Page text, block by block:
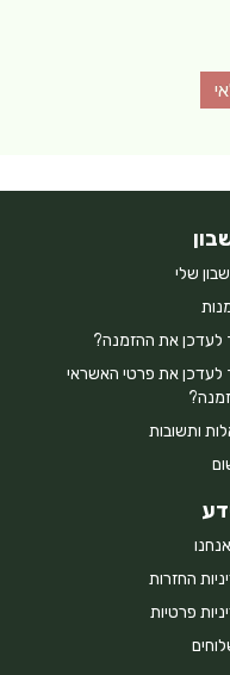
שלי
לעדכן את ההזמנה?
לעדכן את פרטי האשראי
ותשובות
החזרות
פרטיות